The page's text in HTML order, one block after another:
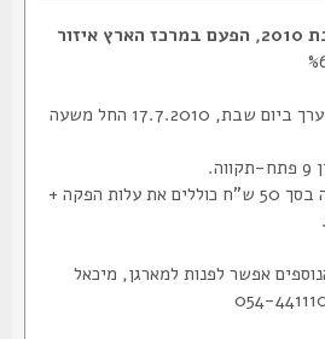
מפגש שנת 2010, הפעם במרכז הארץ איזור
המפגש ייערך ביום שבת, 17.7.2010 החל משעה
דמי כניסה בסך 50 ש"ח כוללים את עלות הפקה +
אפשר לפנות למארגן, מיכאל